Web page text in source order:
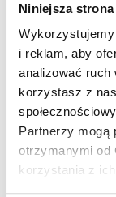
Niniejsza
i reklam, aby
analizować ruch
korzystasz z
Partnerzy mogą
otrzymanymi od
korzystania z ich
Nazwa
Ulica
Kod pocztowy
Miasto